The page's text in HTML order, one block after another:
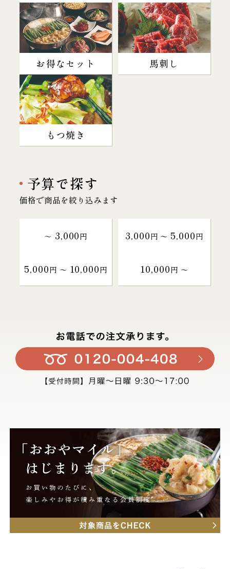
お得なセット 馬刺し
もつ焼き
予算で探す
価格で商品を絞り込みます
～ 3,000円 3,000円 〜 5,000円
5,000円 〜 10,000円 10,000円 〜